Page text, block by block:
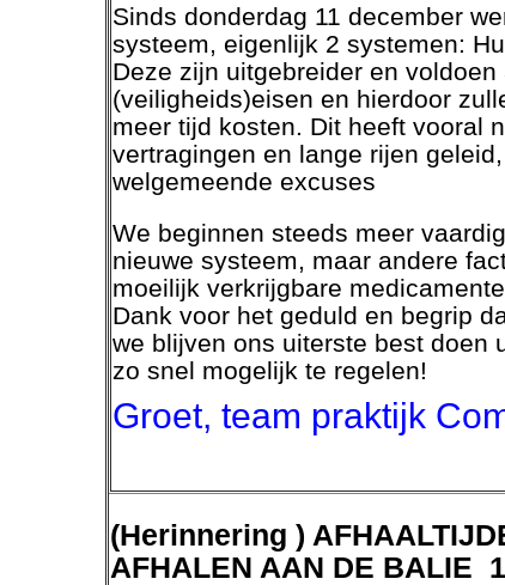
Sinds donderdag 11 december
systeem, eigenlijk 2 systemen:
Deze zijn uitgebreider en
(veiligheids)eisen en hierdoor
meer tijd kosten. Dit heeft vooral
vertragingen en lange rijen
welgemeende excuses
We beginnen steeds meer
nieuwe systeem, maar andere
moeilijk verkrijgbare
Dank voor het geduld en begrip
we blijven ons uiterste best doen
zo snel mogelijk te regelen!
Groet, team praktijk
(Herinnering )
AFHALEN AAN DE